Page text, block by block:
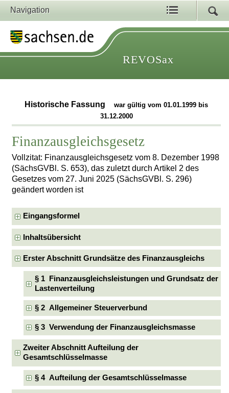
Navigation
REVOSax
Historische Fassung
war gültig vom 01.01.1999 bis
31.12.2000
Finanzausgleichsgesetz
Vollzitat: Finanzausgleichsgesetz vom 8. Dezember 1998
(SächsGVBl. S. 653), das zuletzt durch Artikel 2 des
Gesetzes vom 27. Juni 2025 (SächsGVBl. S. 296)
geändert worden ist
Eingangsformel
Inhaltsübersicht
Erster Abschnitt Grundsätze des Finanzausgleichs
§ 1 Finanzausgleichsleistungen und Grundsatz der
Lastenverteilung
§ 2 Allgemeiner Steuerverbund
§ 3 Verwendung der Finanzausgleichsmasse
Zweiter Abschnitt Aufteilung der
Gesamtschlüsselmasse
§ 4 Aufteilung der Gesamtschlüsselmasse